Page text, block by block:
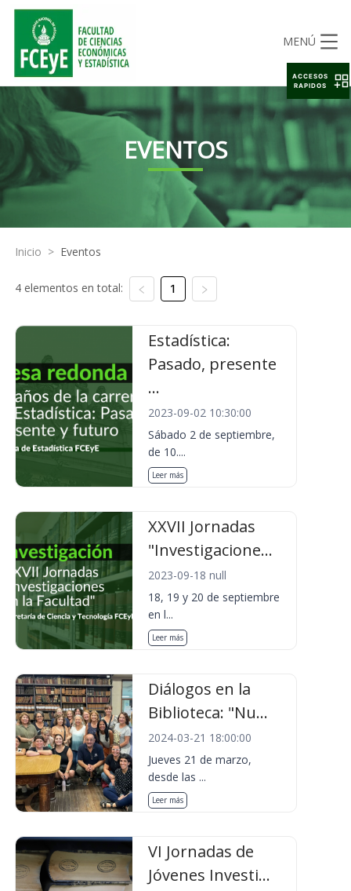
MENÚ
EVENTOS
Inicio > Eventos
4 elementos en total: 1
Estadística:
Pasado, presente
...
2023-09-02 10:30:00
Sábado 2 de septiembre,
de 10....
Leer más
XXVII Jornadas
"Investigacione...
2023-09-18 null
18, 19 y 20 de septiembre
en l...
Leer más
Diálogos en la
Biblioteca: "Nu...
2024-03-21 18:00:00
Jueves 21 de marzo,
desde las ...
Leer más
VI Jornadas de
Jóvenes Investi...
ACCESOS
RAPIDOS